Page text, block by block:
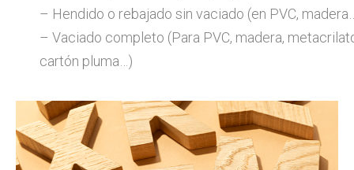
– Hendido o rebajado sin vaciado (en PVC,
– Vaciado completo (Para PVC, madera,
cartón pluma…)